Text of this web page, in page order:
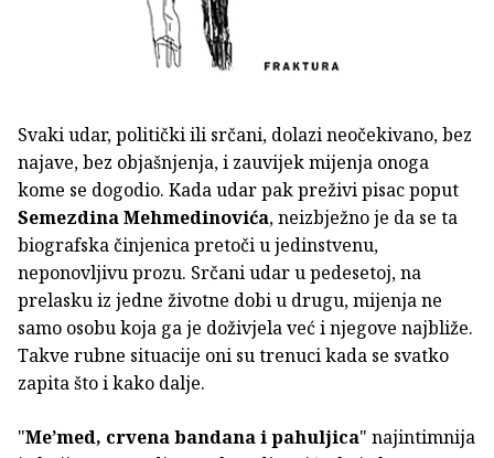
Svaki udar, politički ili srčani, dolazi neočekivano, bez
najave, bez objašnjenja, i zauvijek mijenja onoga
kome se dogodio. Kada udar pak preživi pisac poput
Semezdina Mehme­dinovića, neizbježno je da se ta
biografska činjenica pretoči u jedinstvenu,
neponovljivu prozu. Srčani udar u pedesetoj, na
prelasku iz jedne životne dobi u drugu, mijenja ne
samo osobu koja ga je doživjela već i njegove najbliže.
Takve rubne situacije oni su trenuci kada se svatko
zapita što i kako dalje.
"Me’med, crvena bandana i pahuljica" najintimnija